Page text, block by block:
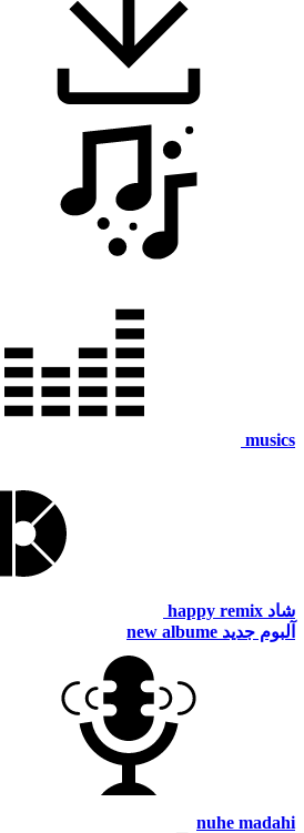
musics
شاد happy remix
آلبوم جدید new albume
nuhe madahi